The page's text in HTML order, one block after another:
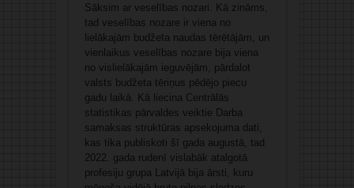
Sāksim ar veselības nozari. Kā zināms,
tad veselības nozare ir viena no
lielākajām budžeta naudas tērētājām, un
vienlaikus veselības nozare bija viena
no vislielākajām ieguvējām, pārdalot
valsts budžeta tēriņus pēdējo piecu
gadu laikā. Kā liecina Centrālās
statistikas pārvaldes veiktie Darba
samaksas struktūras apsekojuma dati,
kas tika publiskoti šī gada augustā, tad
2022. gada rudenī vislabāk atalgotā
profesiju grupa Latvijā bija ārsti, kuru